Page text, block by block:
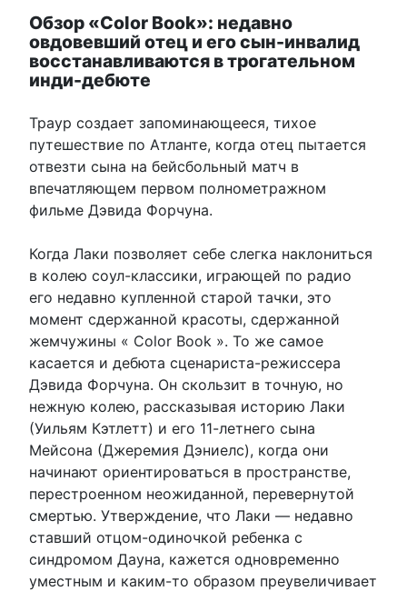
Обзор «Color Book»: недавно
овдовевший отец и его сын-инвалид
восстанавливаются в трогательном
инди-дебюте
Траур создает запоминающееся, тихое
путешествие по Атланте, когда отец пытается
отвезти сына на бейсбольный матч в
впечатляющем первом полнометражном
фильме Дэвида Форчуна.
Когда Лаки позволяет себе слегка наклониться
в колею соул-классики, играющей по радио
его недавно купленной старой тачки, это
момент сдержанной красоты, сдержанной
жемчужины « Color Book ». То же самое
касается и дебюта сценариста-режиссера
Дэвида Форчуна. Он скользит в точную, но
нежную колею, рассказывая историю Лаки
(Уильям Кэтлетт) и его 11-летнего сына
Мейсона (Джеремия Дэниелс), когда они
начинают ориентироваться в пространстве,
перестроенном неожиданной, перевернутой
смертью. Утверждение, что Лаки — недавно
ставший отцом-одиночкой ребенка с
синдромом Дауна, кажется одновременно
уместным и каким-то образом преувеличивает